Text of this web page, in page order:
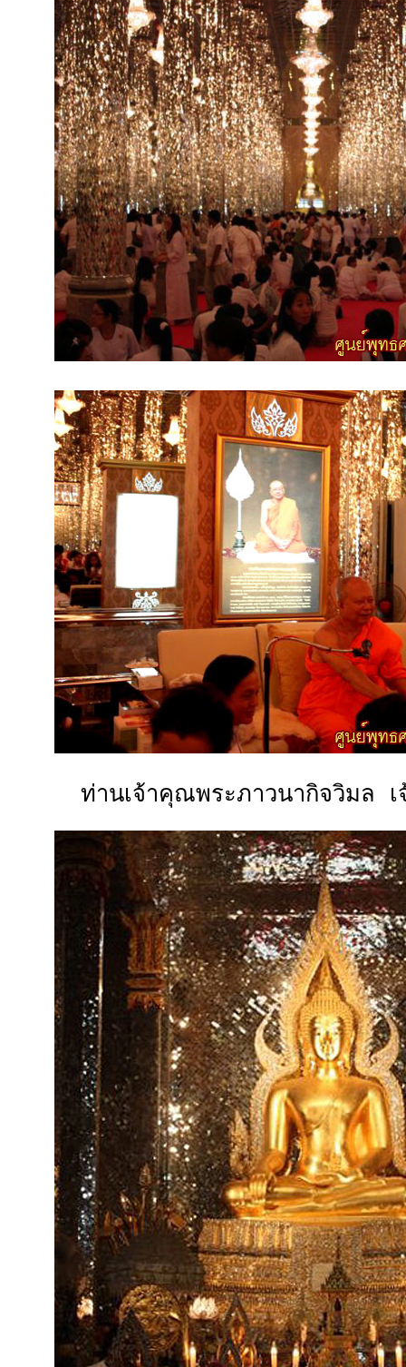
ท่านเจ้าคุณพระภาวนากิจวิมล เ